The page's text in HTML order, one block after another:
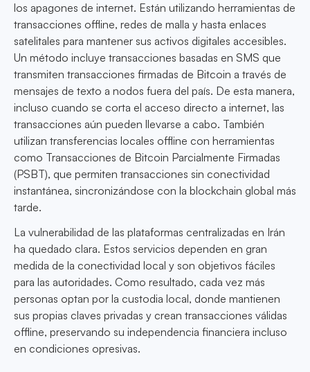
los apagones de internet. Están utilizando herramientas de
transacciones offline, redes de malla y hasta enlaces
satelitales para mantener sus activos digitales accesibles.
Un método incluye transacciones basadas en SMS que
transmiten transacciones firmadas de Bitcoin a través de
mensajes de texto a nodos fuera del país. De esta manera,
incluso cuando se corta el acceso directo a internet, las
transacciones aún pueden llevarse a cabo. También
utilizan transferencias locales offline con herramientas
como Transacciones de Bitcoin Parcialmente Firmadas
(PSBT), que permiten transacciones sin conectividad
instantánea, sincronizándose con la blockchain global más
tarde.
La vulnerabilidad de las plataformas centralizadas en Irán
ha quedado clara. Estos servicios dependen en gran
medida de la conectividad local y son objetivos fáciles
para las autoridades. Como resultado, cada vez más
personas optan por la custodia local, donde mantienen
sus propias claves privadas y crean transacciones válidas
offline, preservando su independencia financiera incluso
en condiciones opresivas.